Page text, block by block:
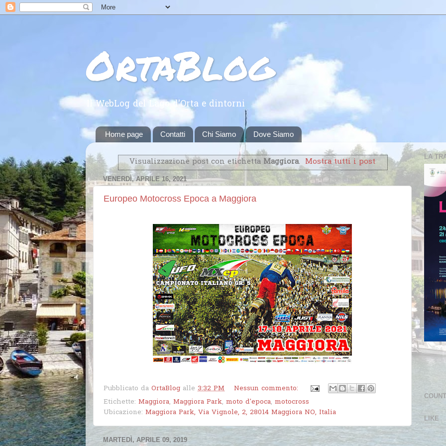
OrtaBlog
Il WebLog del Lago d'Orta e dintorni
Home page Contatti Chi Siamo Dove Siamo
Visualizzazione post con etichetta Maggiora. Mostra tutti i post
VENERDÌ, APRILE 16, 2021
Europeo Motocross Epoca a Maggiora
Pubblicato da OrtaBlog alle 3:32 PM
Nessun commento:
Etichette: Maggiora, Maggiora Park, moto d'epoca, motocross
Ubicazione: Maggiora Park, Via Vignole, 2, 28014 Maggiora NO, Italia
MARTEDÌ, APRILE 09, 2019
LA
LIKE